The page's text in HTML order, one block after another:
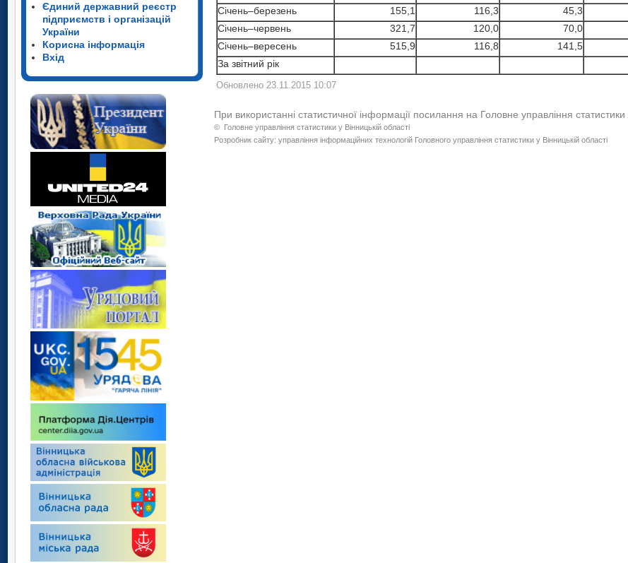
Єдиний державний реєстр
підприємств і організацій
України
Корисна інформація
Вхід
Січень–березень
155,1 116,3 45,3
Січень–червень
321,7 120,0 70,0
Січень–вересень
515,9 116,8 141,5
За звітний рік
Обновлено 23.11.2015 10:07
При використанні статистичної інформації посилання на Головне управління
© Головне управління статистики у Вінницькій області
Розробник сайту: управління інформаційних технологій Головного управління статистики у Вінницькій області